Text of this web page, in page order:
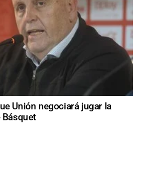
Unión negociará jugar la